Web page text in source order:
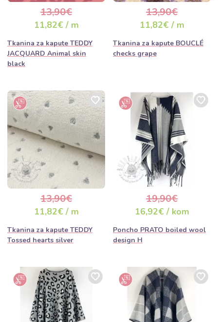
nekoliko sati
13,90€
11,82€ / m
Tkanina za kapute TEDDY
JACQUARD Animal skin
black
13,90€
11,82€ / m
Tkanina za kapute BOUCLÉ
checks grape
13,90€
11,82€ / m
Tkanina za kapute TEDDY
Tossed hearts silver
19,90€
16,92€ / kom
Poncho PRATO boiled wool
design H